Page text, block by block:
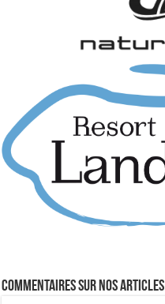
Commentaires sur nos articles